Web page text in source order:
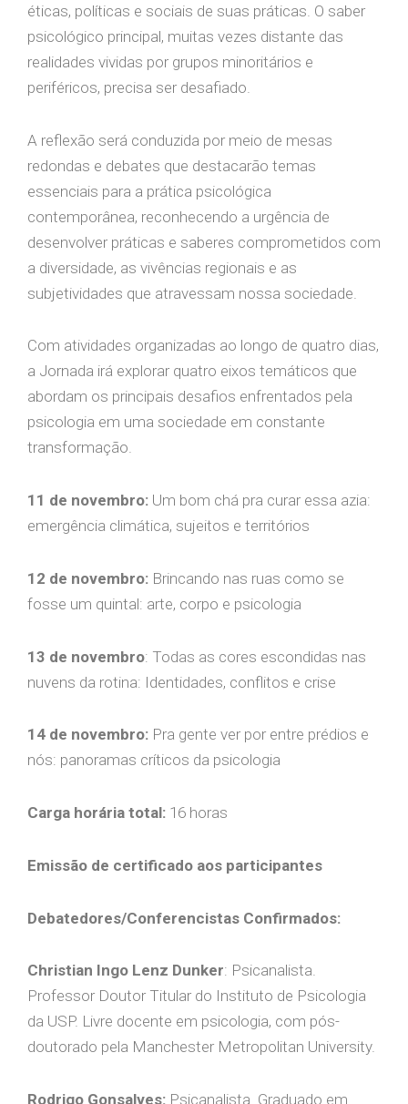
éticas, políticas e sociais de suas práticas. O saber
psicológico principal, muitas vezes distante das
realidades vividas por grupos minoritários e
periféricos, precisa ser desafiado.
A reflexão será conduzida por meio de mesas
redondas e debates que destacarão temas
essenciais para a prática psicológica
contemporânea, reconhecendo a urgência de
desenvolver práticas e saberes comprometidos com
a diversidade, as vivências regionais e as
subjetividades que atravessam nossa sociedade.
Com atividades organizadas ao longo de quatro dias,
a Jornada irá explorar quatro eixos temáticos que
abordam os principais desafios enfrentados pela
psicologia em uma sociedade em constante
transformação.
11 de novembro: Um bom chá pra curar essa azia:
emergência climática, sujeitos e territórios
12 de novembro: Brincando nas ruas como se
fosse um quintal: arte, corpo e psicologia
13 de novembro: Todas as cores escondidas nas
nuvens da rotina: Identidades, conflitos e crise
14 de novembro: Pra gente ver por entre prédios e
nós: panoramas críticos da psicologia
Carga horária total: 16 horas
Emissão de certificado aos participantes
Debatedores/Conferencistas Confirmados:
Christian Ingo Lenz Dunker: Psicanalista.
Professor Doutor Titular do Instituto de Psicologia
da USP. Livre docente em psicologia, com pós-
doutorado pela Manchester Metropolitan University.
Rodrigo Gonsalves: Psicanalista. Graduado em